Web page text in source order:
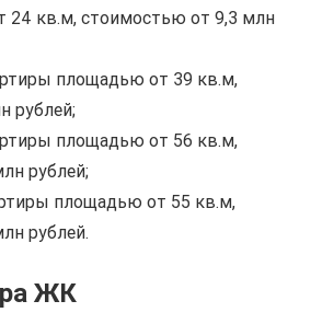
24 кв.м, стоимостью от 9,3 млн
площадью от 39 кв.м,
рублей;
площадью от 56 кв.м,
рублей;
площадью от 55 кв.м,
рублей.
ЖК